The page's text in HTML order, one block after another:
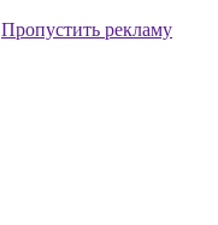
Пропустить рекламу